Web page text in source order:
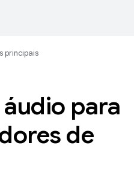
principais
para
de